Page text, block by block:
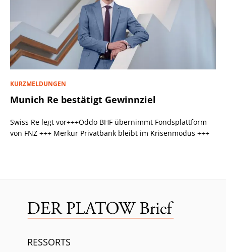
KURZMELDUNGEN
Munich Re bestätigt Gewinnziel
Swiss Re legt vor+++Oddo BHF übernimmt Fondsplattform
von FNZ +++ Merkur Privatbank bleibt im Krisenmodus +++
RESSORTS